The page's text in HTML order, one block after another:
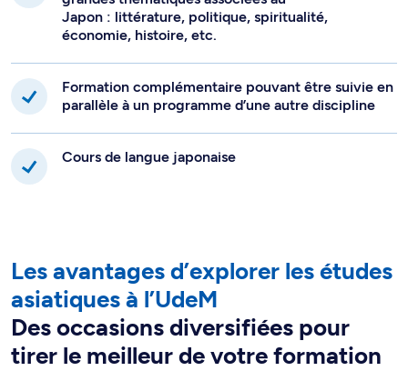
Japon : littérature, politique, spiritualité,
économie, histoire, etc.
Formation complémentaire pouvant être suivie en
parallèle à un programme d’une autre discipline
Cours de langue japonaise
Les avantages d’explorer les études
asiatiques à l’UdeM
Des occasions diversifiées pour
tirer le meilleur de votre formation